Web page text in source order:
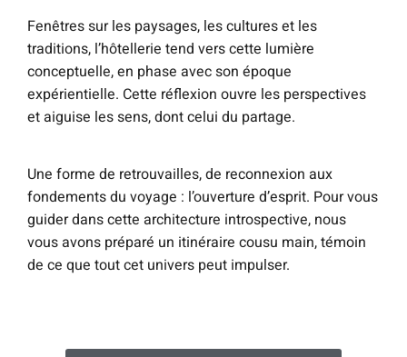
Fenêtres sur les paysages, les cultures et les
traditions, l’hôtellerie tend vers cette lumière
conceptuelle, en phase avec son époque
expérientielle. Cette réflexion ouvre les perspectives
et aiguise les sens, dont celui du partage.
Une forme de retrouvailles, de reconnexion aux
fondements du voyage : l’ouverture d’esprit. Pour vous
guider dans cette architecture introspective, nous
vous avons préparé un itinéraire cousu main, témoin
de ce que tout cet univers peut impulser.